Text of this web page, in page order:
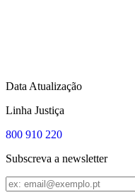
Data Atualização
Linha Justiça
800 910 220
Subscreva a newsletter